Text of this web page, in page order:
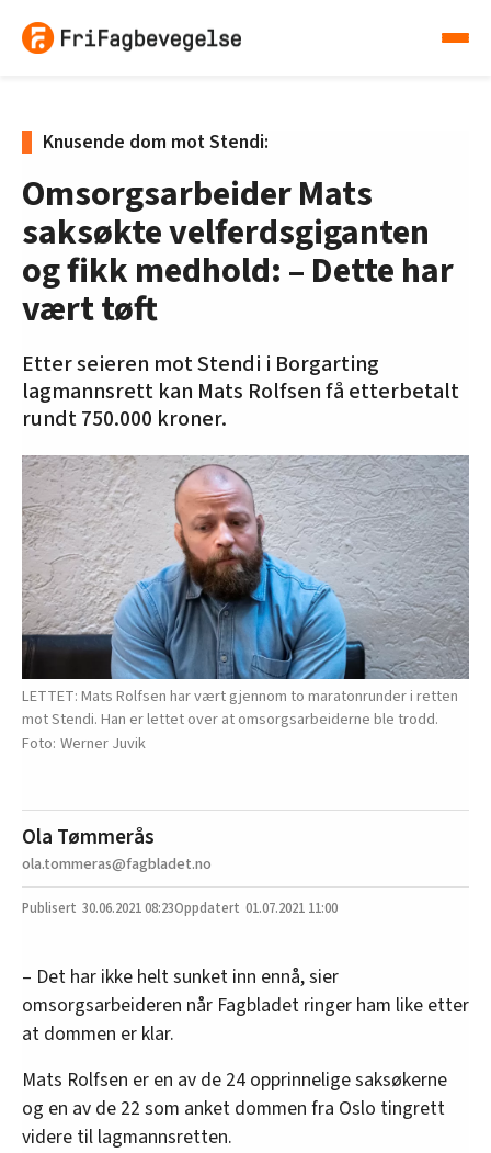
Knusende dom mot Stendi:
Omsorgsarbeider Mats
saksøkte velferdsgiganten
og fikk medhold: – Dette har
vært tøft
Etter seieren mot Stendi i Borgarting
lagmannsrett kan Mats Rolfsen få etterbetalt
rundt 750.000 kroner.
LETTET: Mats Rolfsen har vært gjennom to maratonrunder i retten
mot Stendi. Han er lettet over at omsorgsarbeiderne ble trodd.
Werner Juvik
Ola Tømmerås
ola.tommeras@fagbladet.no
30.06.202108:23 01.07.2021 11:00
– Det har ikke helt sunket inn ennå, sier
omsorgsarbeideren når Fagbladet ringer ham like etter
at dommen er klar.
Mats Rolfsen er en av de 24 opprinnelige saksøkerne
og en av de 22 som anket dommen fra Oslo tingrett
videre til lagmannsretten.